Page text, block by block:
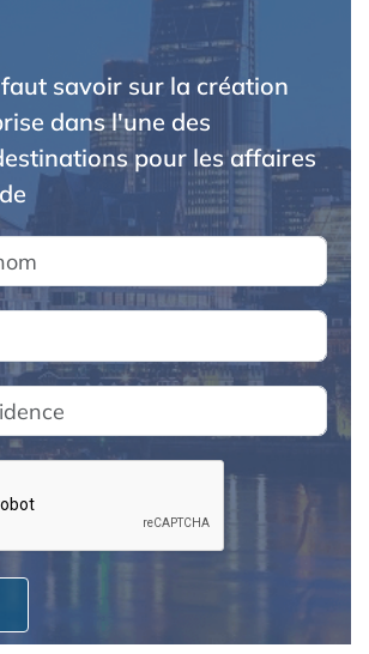
faut savoir sur la création
dans l'une des
pour les affaires